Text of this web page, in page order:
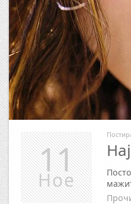
11
Ное